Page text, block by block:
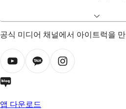
공식 미디어 채널에서 아이트럭을
앱 다운로드